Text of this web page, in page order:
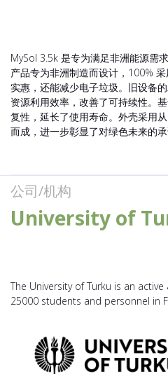
MySol 3.5k 是专为满足非洲能源需
产品专为非洲制造而设计，100%
实惠，还能减少电子垃圾。旧设备
资源利用效率，改善了可持续性。
复性，延长了使用寿命。外壳采用
而成，进一步彰显了对绿色未来的承
公司/机构
University of
The University of Turku is an
25000 students and personnel in